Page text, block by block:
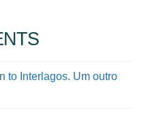
to Interlagos. Um outro